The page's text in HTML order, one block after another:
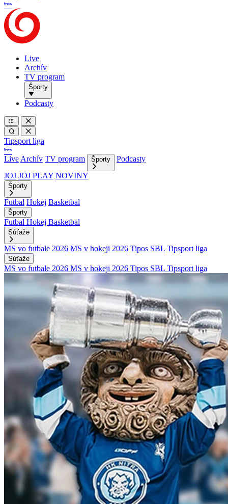
Live
Archív
TV program
Športy
Podcasty
Tipsport liga
Live Archív TV program Športy
Podcasty
JOJ JOJ PLAY NOVINY
Športy
Futbal Hokej Basketbal
Športy
Futbal Hokej Basketbal
Súťaže
MS vo futbale 2026 MS v hokeji 2026 Tipos SBL Tipsport liga
Súťaže
MS vo futbale 2026 MS v hokeji 2026 Tipos SBL Tipsport liga